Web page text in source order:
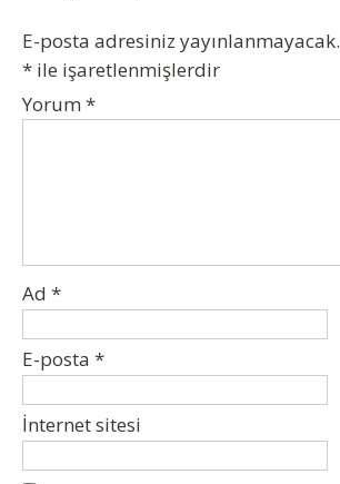
E-posta adresiniz yayınlanmayacak.
* ile işaretlenmişlerdir
Yorum *
Ad *
E-posta *
İnternet sitesi